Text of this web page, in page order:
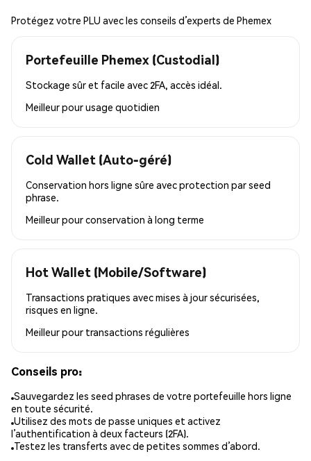
Protégez votre PLU avec les conseils d’experts de Phemex
Portefeuille Phemex (Custodial)
Stockage sûr et facile avec 2FA, accès idéal.
Meilleur pourusage quotidien
Cold Wallet (Auto-géré)
Conservation hors ligne sûre avec protection par seed
phrase.
Meilleur pourconservation à long terme
Hot Wallet (Mobile/Software)
Transactions pratiques avec mises à jour sécurisées,
risques en ligne.
Meilleur pour transactions régulières
Conseils pro:
Sauvegardez les seed phrases de votre portefeuille hors ligne
en toute sécurité.
Utilisez des mots de passe uniques et activez
l’authentification à deux facteurs (2FA).
Testez les transferts avec de petites sommes d’abord.